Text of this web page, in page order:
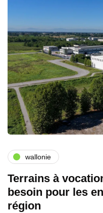
wallonie
Terrains à
besoin pour les
région